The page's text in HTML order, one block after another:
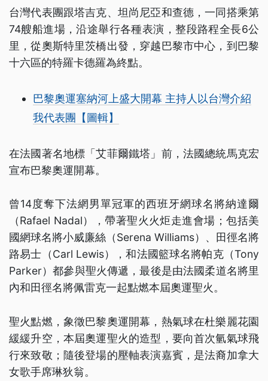
台灣代表團跟塔吉克、坦尚尼亞和查德，一同搭乘第
74艘船進場，沿途舉行各種表演，整段路程全長6公
里，從奧斯特里茨橋出發，穿越巴黎市中心，到巴黎
十六區的特羅卡德羅為終點。
巴黎奧運塞納河上盛大開幕 主持人以台灣介紹
我代表團【圖輯】
在法國著名地標「艾菲爾鐵塔」前，法國總統馬克宏
宣布巴黎奧運開幕。
曾14度奪下法網男單冠軍的西班牙網球名將納達爾
（Rafael Nadal），帶著聖火火炬走進會場；包括美
國網球名將小威廉絲（Serena Williams）、田徑名將
路易士（Carl Lewis），和法國籃球名將帕克（Tony
Parker）都參與聖火傳遞，最後是由法國柔道名將里
內和田徑名將佩雷克一起點燃本屆奧運聖火。
聖火點燃，象徵巴黎奧運開幕，熱氣球在杜樂麗花園
緩緩升空，本屆奧運聖火的造型，要向首次氫氣球飛
行來致敬；隨後登場的壓軸表演嘉賓，是法裔加拿大
女歌手席琳狄翁。